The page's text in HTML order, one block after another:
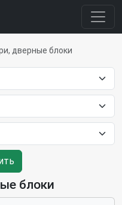
дверные блоки
блоки